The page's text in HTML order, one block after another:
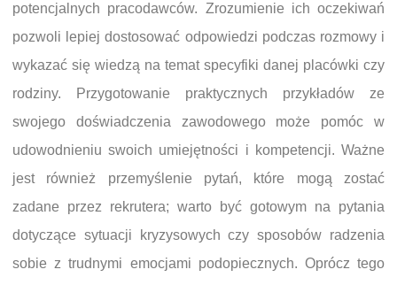
potencjalnych pracodawców. Zrozumienie ich oczekiwań
pozwoli lepiej dostosować odpowiedzi podczas rozmowy i
wykazać się wiedzą na temat specyfiki danej placówki czy
rodziny. Przygotowanie praktycznych przykładów ze
swojego doświadczenia zawodowego może pomóc w
udowodnieniu swoich umiejętności i kompetencji. Ważne
jest również przemyślenie pytań, które mogą zostać
zadane przez rekrutera; warto być gotowym na pytania
dotyczące sytuacji kryzysowych czy sposobów radzenia
sobie z trudnymi emocjami podopiecznych. Oprócz tego